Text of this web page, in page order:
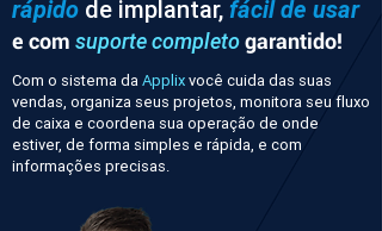
rápido de implantar, fácil de usar
e com suporte completogarantido!
Com o sistema daApplixvocê cuida das suas
vendas, organiza seus projetos, monitora seu fluxo
de caixa e coordena sua operação de onde
estiver, de forma simples e rápida, e com
informações precisas.